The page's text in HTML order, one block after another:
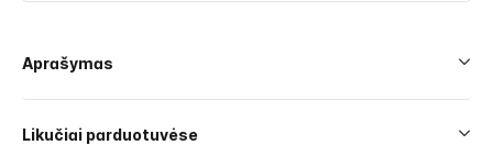
Aprašymas
Likučiai parduotuvėse